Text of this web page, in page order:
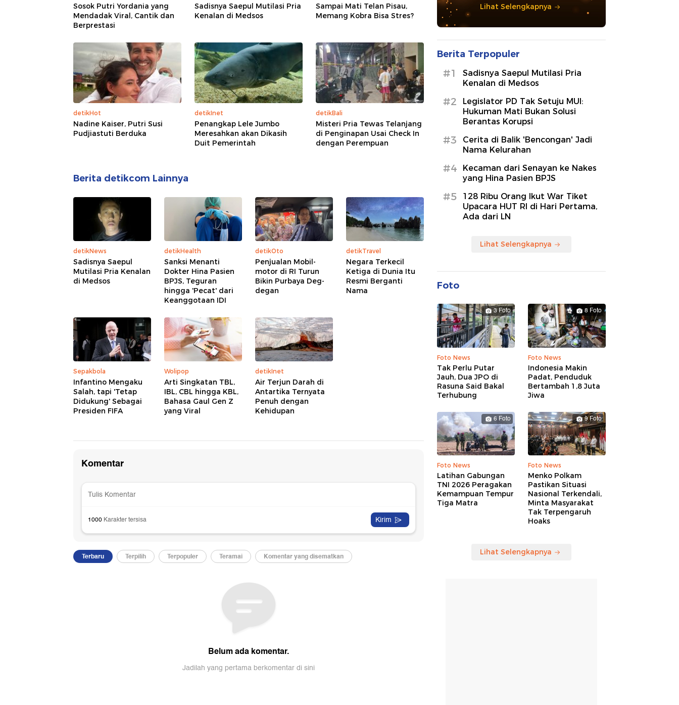
Sosok Putri Yordania yang
Mendadak Viral, Cantik dan
Berprestasi
Sadisnya Saepul Mutilasi Pria
Kenalan di Medsos
Sampai Mati Telan Pisau,
Memang Kobra Bisa Stres?
detikHot
Nadine Kaiser, Putri Susi
Pudjiastuti Berduka
detikInet
Penangkap Lele Jumbo
Meresahkan akan Dikasih
Duit Pemerintah
detikBali
Misteri Pria Tewas Telanjang
di Penginapan Usai Check In
dengan Perempuan
Berita detikcom Lainnya
detikNews
Sadisnya Saepul
Mutilasi Pria Kenalan
di Medsos
detikHealth
Sanksi Menanti
Dokter Hina Pasien
BPJS, Teguran
hingga 'Pecat' dari
Keanggotaan IDI
detikOto
Penjualan Mobil-
motor di RI Turun
Bikin Purbaya Deg-
degan
detikTravel
Negara Terkecil
Ketiga di Dunia Itu
Resmi Berganti
Nama
Sepakbola
Infantino Mengaku
Salah, tapi 'Tetap
Didukung' Sebagai
Presiden FIFA
Wolipop
Arti Singkatan TBL,
IBL, CBL hingga KBL,
Bahasa Gaul Gen Z
yang Viral
detikInet
Air Terjun Darah di
Antartika Ternyata
Penuh dengan
Kehidupan
Lihat Selengkapnya
Berita Terpopuler
#1
Sadisnya Saepul Mutilasi Pria
Kenalan di Medsos
#2
Legislator PD Tak Setuju MUI:
Hukuman Mati Bukan Solusi
Berantas Korupsi
#3
Cerita di Balik 'Bencongan' Jadi
Nama Kelurahan
#4
Kecaman dari Senayan ke Nakes
yang Hina Pasien BPJS
#5
128 Ribu Orang Ikut War Tiket
Upacara HUT RI di Hari Pertama,
Ada dari LN
Lihat Selengkapnya
Foto
3 Foto
Foto News
Tak Perlu Putar
Jauh, Dua JPO di
Rasuna Said Bakal
Terhubung
8 Foto
Foto News
Indonesia Makin
Padat, Penduduk
Bertambah 1,8 Juta
Jiwa
6 Foto
Foto News
Latihan Gabungan
TNI 2026 Peragakan
Kemampuan Tempur
Tiga Matra
9 Foto
Foto News
Menko Polkam
Pastikan Situasi
Nasional Terkendali,
Minta Masyarakat
Tak Terpengaruh
Hoaks
Lihat Selengkapnya